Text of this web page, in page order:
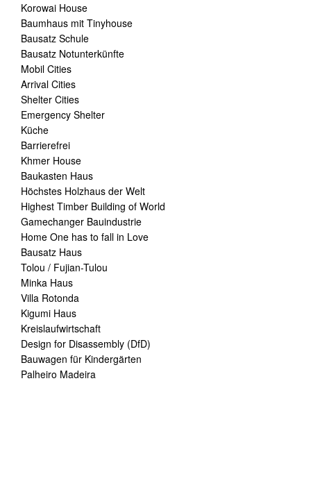
Korowai House
Baumhaus mit Tinyhouse
Bausatz Schule
Bausatz Notunterkünfte
Mobil Cities
Arrival Cities
Shelter Cities
Emergency Shelter
Küche
Barrierefrei
Khmer House
Baukasten Haus
Höchstes Holzhaus der Welt
Highest Timber Building of World
Gamechanger Bauindustrie
Home One has to fall in Love
Bausatz Haus
Tolou / Fujian-Tulou
Minka Haus
Villa Rotonda
Kigumi Haus
Kreislaufwirtschaft
Design for Disassembly (DfD)
Bauwagen für Kindergärten
Palheiro Madeira